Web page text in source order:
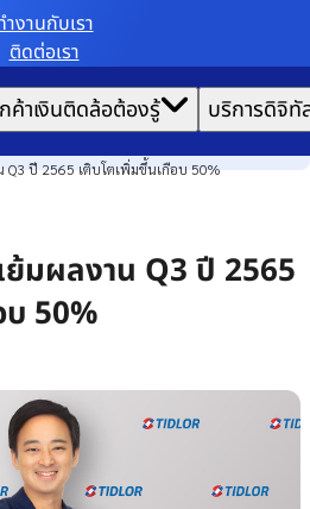
างานกับเรา
ติดต่อเรา
ค้าเงินติดล้อต้องรู้ บริการดิจิทั
Q3 ปี 2565 เติบโตเพิ่มขึ้นเกือบ 50%
มผลงาน Q3 ปี 2565
บ 50%
เพื่อมอบประสบการณ์การใช้งานเว็บไซต์ที่ดีที่สุดให้
ยอมรับคุกกี้ทั้งหมด